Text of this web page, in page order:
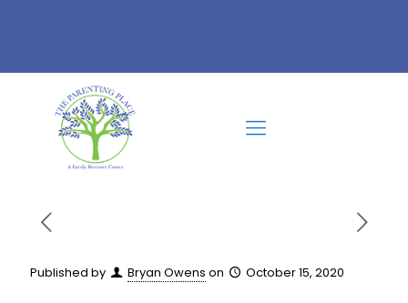
Published by Bryan Owens on October 15, 2020